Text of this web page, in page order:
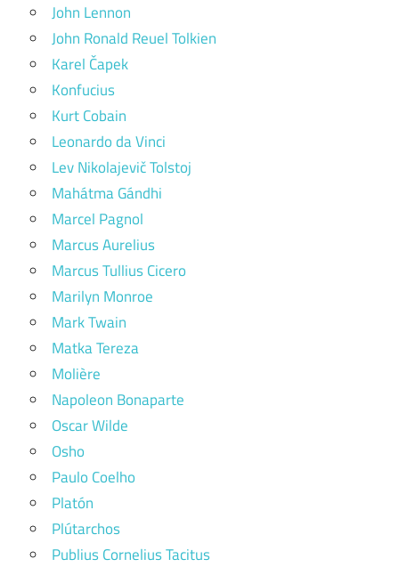
John Lennon
John Ronald Reuel Tolkien
Karel Čapek
Konfucius
Kurt Cobain
Leonardo da Vinci
Lev Nikolajevič Tolstoj
Mahátma Gándhi
Marcel Pagnol
Marcus Aurelius
Marcus Tullius Cicero
Marilyn Monroe
Mark Twain
Matka Tereza
Molière
Napoleon Bonaparte
Oscar Wilde
Osho
Paulo Coelho
Platón
Plútarchos
Publius Cornelius Tacitus